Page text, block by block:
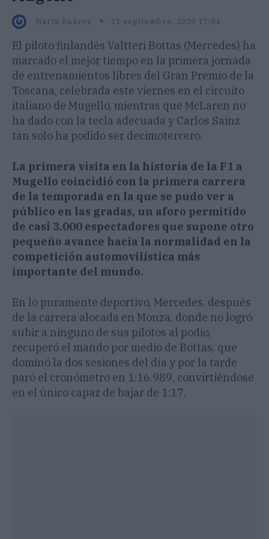
Marta Suárez 11 septiembre, 2020 17:04
El piloto finlandés Valtteri Bottas (Mercedes) ha
marcado el mejor tiempo en la primera jornada
de entrenamientos libres del Gran Premio de la
Toscana, celebrada este viernes en el circuito
italiano de Mugello, mientras que McLaren no
ha dado con la tecla adecuada y Carlos Sainz
tan solo ha podido ser decimotercero.
La primera visita en la historia de la F1 a
Mugello coincidió con la primera carrera
de la temporada en la que se pudo ver a
público en las gradas, un aforo permitido
de casi 3.000 espectadores que supone otro
pequeño avance hacia la normalidad en la
competición automovilística más
importante del mundo.
En lo puramente deportivo, Mercedes, después
de la carrera alocada en Monza, donde no logró
subir a ninguno de sus pilotos al podio,
recuperó el mando por medio de Bottas, que
dominó la dos sesiones del día y por la tarde
paró el cronómetro en 1:16.989, convirtiéndose
en el único capaz de bajar de 1:17.